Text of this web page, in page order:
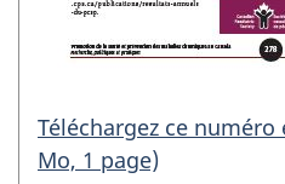
Téléchargez ce numéro
Mo, 1 page)